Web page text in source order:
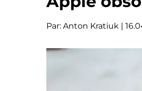
Par: Anton Kratiuk |